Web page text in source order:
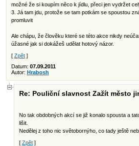
možné že si koupím něco k jídlu, přeci jen vydržet
3. Já tam jdu, protože se tam potkám se spoustou
promluvit
Ale chápu, že člověku které se této akce nikdy
úžasné jak si dokážeš udělat hotový názor.
[ Zpět ]
Datum: 07.09.2011
Autor: Hrabosh
Re: Pouliční slavnost Zažít město
No tak obdobných akcí se již konalo spousta a
lišit.
Nedělej z toho nic světobornýho, co tady ještě
[ Zpět ]